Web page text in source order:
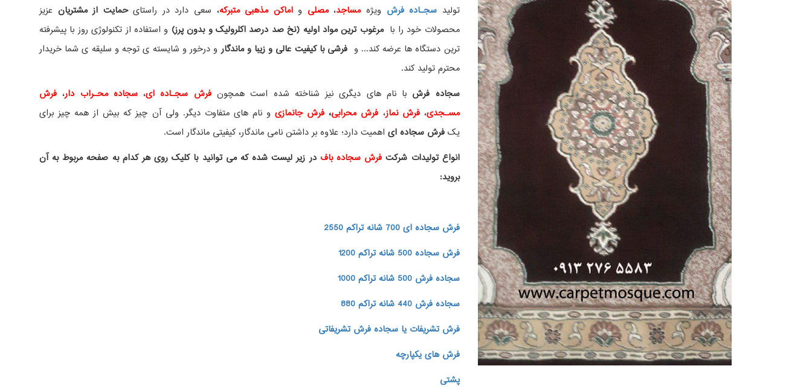
تولید سجـاده فرش ویژهمساجد،مصلی واماکن مذهبی متبرکه، سعی دارد در راستایحمایت از مشتریان عزیز
محصولات خود را بامرغوب ترین مواد اولیه (نخ صد درصد اکلرولیک و بدون پرز) و استفاده از تکنولوژی روز با پیشرفته
ترین دستگاه ها عرضه کند... و فرشی با کیفیت عالی و زیبا و ماندگارو درخور و شایسته ی توجه و سلیقه ی شما خریدار
محترم تولید کند.
سجاده فرش با نام های دیگری نیز شناخته شده است همچونفرش سجـاده ای، سجاده محـراب دار، فرش
مسـجدی،فرش نماز، فرش محرابی، فرش جانمازیو نام های متفاوت دیگر. ولی آن چیز که بیش از همه چیز برای
یکفرش سجاده ای اهمیت دارد؛ علاوه بر داشتن نامی ماندگار، کیفیتی ماندگار است.
انواع تولیدات شرکت فرش سجاده باف در زیر لیست شده که می توانید با کلیک روی هر کدام به صفحه مربوط به آن
بروید:
فرش سجاده ای 700 شانه تراکم 2550
فرش سجاده 500 شانه تراکم 1200
سجاده فرش 500 شانه تراکم 1000
سجاده فرش 440 شانه تراکم 880
فرش تشریفات یا سجاده فرش تشریفاتی
فرش های یکپارچه
پشتی